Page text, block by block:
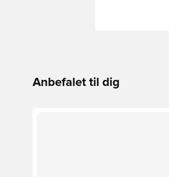
Anbefalet til dig